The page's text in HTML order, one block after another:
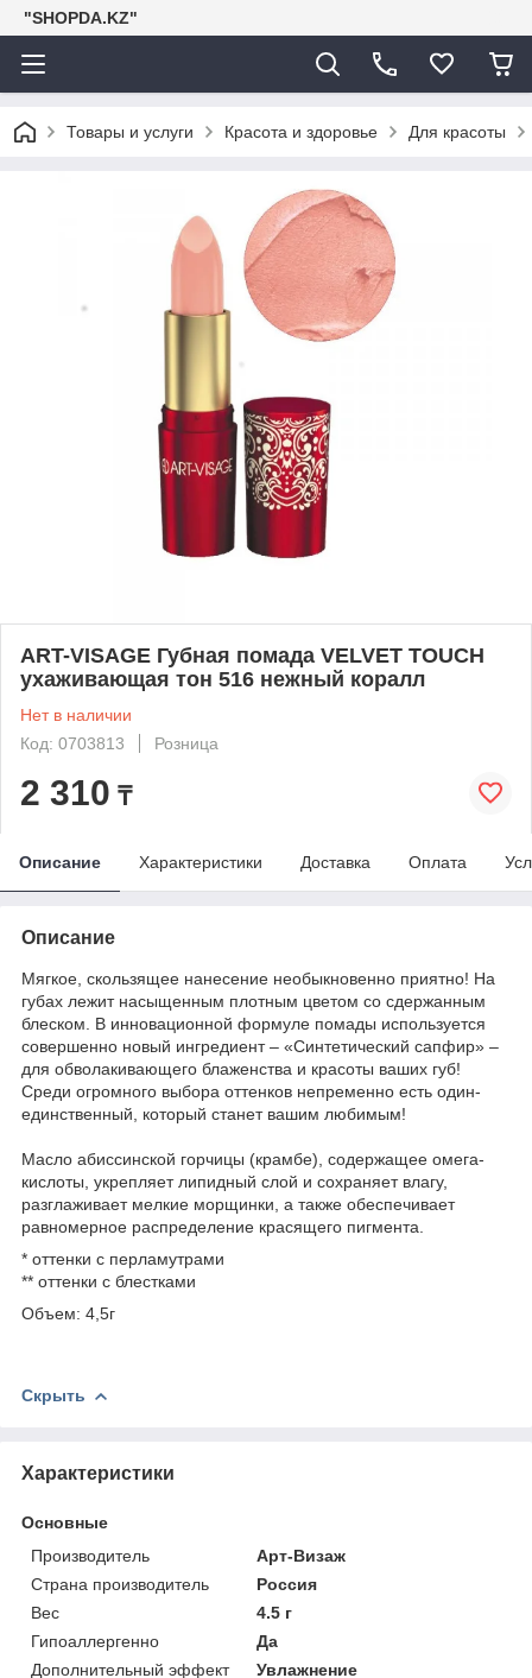
"SHOPDA.KZ"
Товары и услуги Красота и здоровье Для красоты
ART-VISAGE Губная помада VELVET TOUCH
ухаживающая тон 516 нежный коралл
Нет в наличии
Код: 0703813
Розница
2 310 ₸
Описание Характеристики Доставка Оплата
Описание
Мягкое, скользящее нанесение необыкновенно приятно! На
губах лежит насыщенным плотным цветом со сдержанным
блеском. В инновационной формуле помады используется
совершенно новый ингредиент – «Синтетический сапфир» –
для обволакивающего блаженства и красоты ваших губ!
Среди огромного выбора оттенков непременно есть один-
единственный, который станет вашим любимым!
Масло абиссинской горчицы (крамбе), содержащее омега-
кислоты, укрепляет липидный слой и сохраняет влагу,
разглаживает мелкие морщинки, а также обеспечивает
равномерное распределение красящего пигмента.
* оттенки с перламутрами
** оттенки с блестками
Объем: 4,5г
Скрыть
Характеристики
Основные
Производитель
Арт-Визаж
Страна производитель
Россия
Вес
4.5 г
Гипоаллергенно
Да
Дополнительный эффект
Увлажнение